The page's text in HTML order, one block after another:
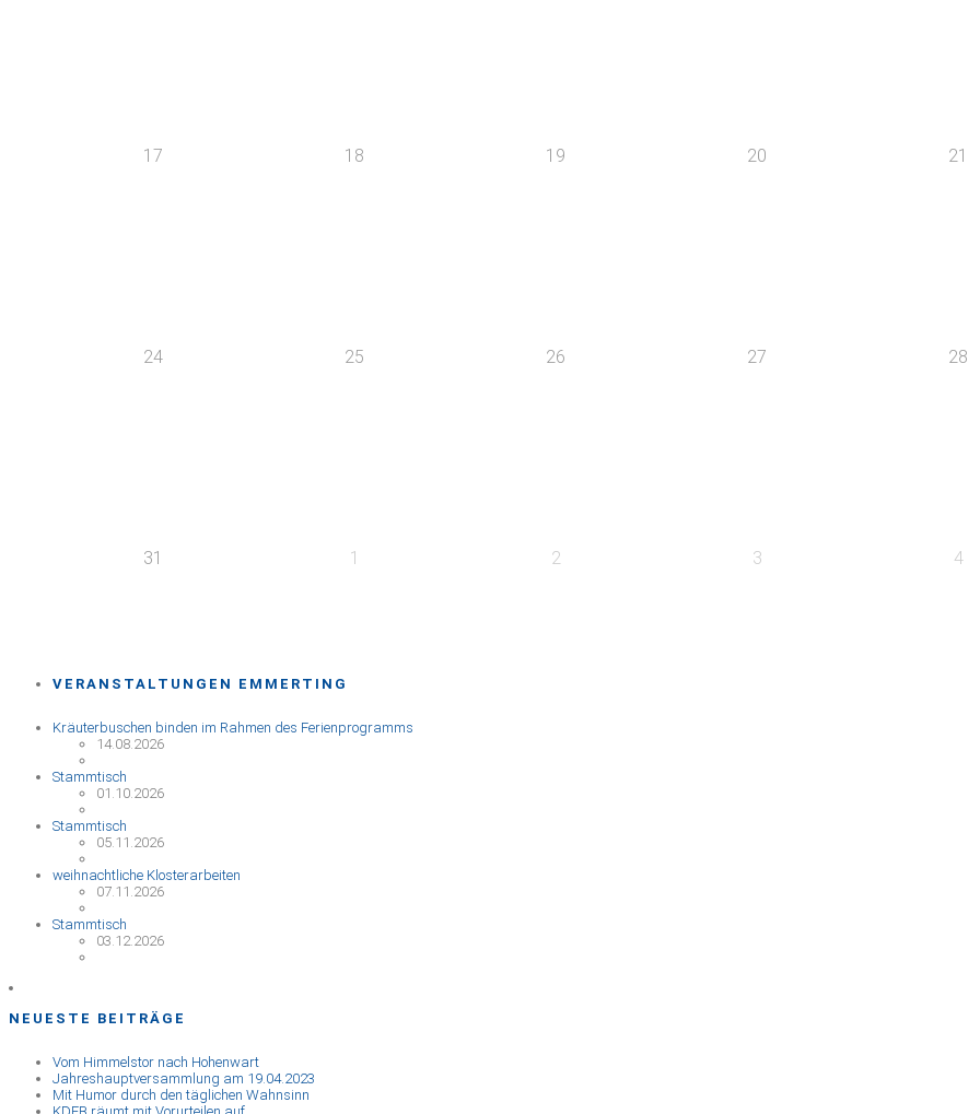
17 18 19 20 21
24 25 26 27 28
31 1 2 3 4
VERANSTALTUNGEN EMMERTING
Kräuterbuschen binden im Rahmen des Ferienprogramms
14.08.2026
Stammtisch
01.10.2026
Stammtisch
05.11.2026
weihnachtliche Klosterarbeiten
07.11.2026
Stammtisch
03.12.2026
NEUESTE BEITRÄGE
Vom Himmelstor nach Hohenwart
Jahreshauptversammlung am 19.04.2023
Mit Humor durch den täglichen Wahnsinn